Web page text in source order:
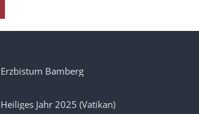
Erzbistum Bamberg
Heiliges Jahr 2025 (Vatikan)